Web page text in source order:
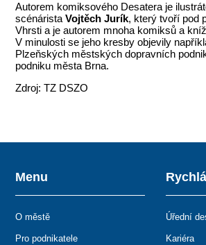
Autorem komiksového Desatera je
scénáristaVojtěch Jurík, který tvoří pod
Vhrsti a je autorem mnoha komiksů a
V minulosti se jeho kresby objevily
Plzeňských městských dopravních
podniku města Brna.
Zdroj: TZ DSZO
Menu
O městě
Pro podnikatele
Úřední
Kariéra